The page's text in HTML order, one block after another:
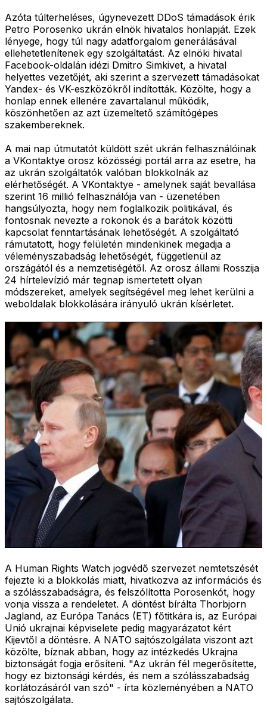
Azóta túlterheléses, úgynevezett DDoS támadások érik
Petro Porosenko ukrán elnök hivatalos honlapját. Ezek
lényege, hogy túl nagy adatforgalom generálásával
ellehetetlenítenek egy szolgáltatást. Az elnöki hivatal
Facebook-oldalán idézi Dmitro Simkivet, a hivatal
helyettes vezetőjét, aki szerint a szervezett támadásokat
Yandex- és VK-eszközökről indították. Közölte, hogy a
honlap ennek ellenére zavartalanul működik,
köszönhetően az azt üzemeltető számítógépes
szakembereknek.
A mai nap útmutatót küldött szét ukrán felhasználóinak
a VKontaktye orosz közösségi portál arra az esetre, ha
az ukrán szolgáltatók valóban blokkolnák az
elérhetőségét. A VKontaktye - amelynek saját bevallása
szerint 16 millió felhasználója van - üzenetében
hangsúlyozta, hogy nem foglalkozik politikával, és
fontosnak nevezte a rokonok és a barátok közötti
kapcsolat fenntartásának lehetőségét. A szolgáltató
rámutatott, hogy felületén mindenkinek megadja a
véleményszabadság lehetőségét, függetlenül az
országától és a nemzetiségétől. Az orosz állami Rosszija
24 hírtelevízió már tegnap ismertetett olyan
módszereket, amelyek segítségével meg lehet kerülni a
weboldalak blokkolására irányuló ukrán kísérletet.
A Human Rights Watch jogvédő szervezet nemtetszését
fejezte ki a blokkolás miatt, hivatkozva az információs és
a szólásszabadságra, és felszólította Porosenkót, hogy
vonja vissza a rendeletet. A döntést bírálta Thorbjorn
Jagland, az Európa Tanács (ET) főtitkára is, az Európai
Unió ukrajnai képviselete pedig magyarázatot kért
Kijevtől a döntésre. A NATO sajtószolgálata viszont azt
közölte, bíznak abban, hogy az intézkedés Ukrajna
biztonságát fogja erősíteni. "Az ukrán fél megerősítette,
hogy ez biztonsági kérdés, és nem a szólásszabadság
korlátozásáról van szó" - írta közleményében a NATO
sajtószolgálata.